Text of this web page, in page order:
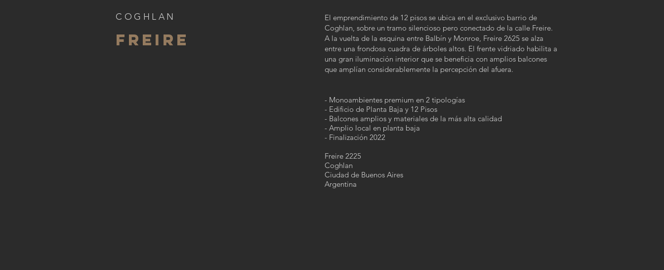
COGHLAN
FREIRe
El emprendimiento de 12 pisos se ubica en el exclusivo barrio de
Coghlan, sobre un tramo silencioso pero conectado de la calle Freire.
A la vuelta de la esquina entre Balbín y Monroe, Freire 2625 se alza
entre una frondosa cuadra de árboles altos. El frente vidriado habilita a
una gran iluminación interior que se beneficia con amplios balcones
que amplían considerablemente la percepción del afuera.
- Monoambientes premium en 2 tipologías
- Edificio de Planta Baja y 12 Pisos
- Balcones amplios y materiales de la más alta calidad
- Amplio local en planta baja
- Finalización 2022
Freire 2225
Coghlan
Ciudad de Buenos Aires
Argentina